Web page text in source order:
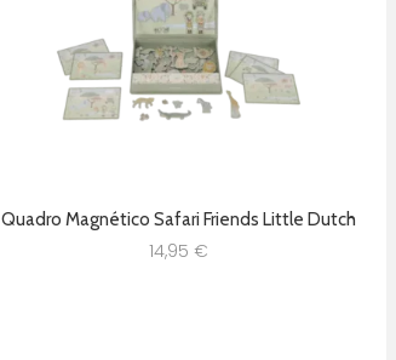
Quadro Magnético Safari Friends Little Dutch
14,95 €